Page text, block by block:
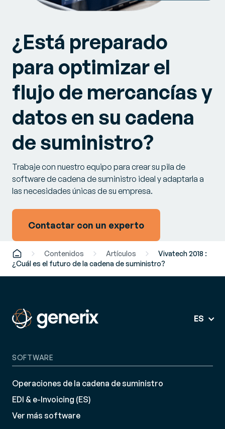
¿Está preparado
para optimizar el
flujo de mercancías y
datos en su cadena
de suministro?
Trabaje con nuestro equipo para crear su pila de
software de cadena de suministro ideal y adaptarla a
las necesidades únicas de su empresa.
Contactar con un experto
Contenidos Artículos
Vivatech 2018 :
¿Cuál es el futuro de la cadena de suministro?
ES
SOFTWARE
Operaciones de la cadena de suministro
EDI & e-Invoicing (ES)
Ver más software